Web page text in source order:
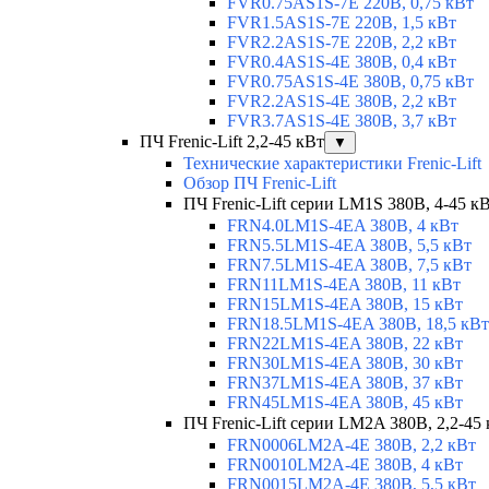
FVR1.5AS1S-7E 220В, 1,5 кВт
FVR2.2AS1S-7E 220В, 2,2 кВт
FVR0.4AS1S-4E 380В, 0,4 кВт
FVR0.75AS1S-4E 380В, 0,75 кВт
FVR2.2AS1S-4E 380В, 2,2 кВт
FVR3.7AS1S-4E 380В, 3,7 кВт
ПЧ Frenic-Lift 2,2-45 кВт
▼
Технические характеристики Frenic-Lift
Обзор ПЧ Frenic-Lift
ПЧ Frenic-Lift серии LM1S 380В, 4-45
FRN4.0LM1S-4EA 380В, 4 кВт
FRN5.5LM1S-4EA 380В, 5,5 кВт
FRN7.5LM1S-4EA 380В, 7,5 кВт
FRN11LM1S-4EA 380В, 11 кВт
FRN15LM1S-4EA 380В, 15 кВт
FRN18.5LM1S-4EA 380В, 18,5 кВт
FRN22LM1S-4EA 380В, 22 кВт
FRN30LM1S-4EA 380В, 30 кВт
FRN37LM1S-4EA 380В, 37 кВт
FRN45LM1S-4EA 380В, 45 кВт
ПЧ Frenic-Lift серии LM2A 380В, 2,2-45
FRN0006LM2A-4E 380В, 2,2 кВт
FRN0010LM2A-4E 380В, 4 кВт
FRN0015LM2A-4E 380В, 5,5 кВт